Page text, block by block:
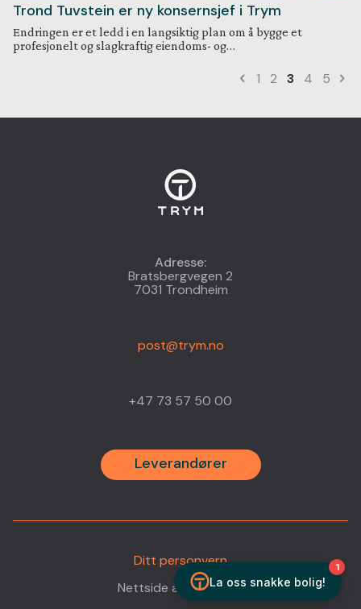
Trond Tuvstein er ny konsernsjef i Trym
Endringen er et ledd i en langsiktig plan om å bygge et
profesjonelt og slagkraftig eiendoms- og…
1 2 3 4 5
Adresse:
Bratsbergvegen 2
7031 Trondheim
post@trym.no
+47 73 57 50 00
Leverandører
Ditt personvern
•
Nettside av Headspin